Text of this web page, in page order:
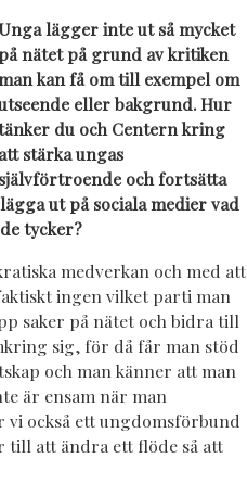
lägger inte ut så mycket
på nätet på grund av kritiken
kan få om till exempel om
eller bakgrund. Hur
du och Centern kring
att stärka ungas
självförtroende och fortsätta
lägga ut på sociala medier vad
de tycker?
medverkan och med att
ingen vilket parti man
saker på nätet och bidra till
sig, för då får man stöd
och man känner att man
är ensam när man
också ett ungdomsförbund
till att ändra ett flöde så att